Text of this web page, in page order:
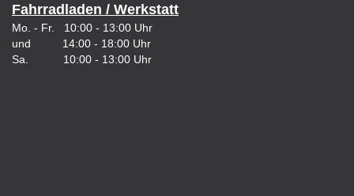
Fahrradladen / Werkstatt
Mo. - Fr. 10:00 - 13:00 Uhr
und 14:00 - 18:00 Uhr
Sa. 10:00 - 13:00 Uhr